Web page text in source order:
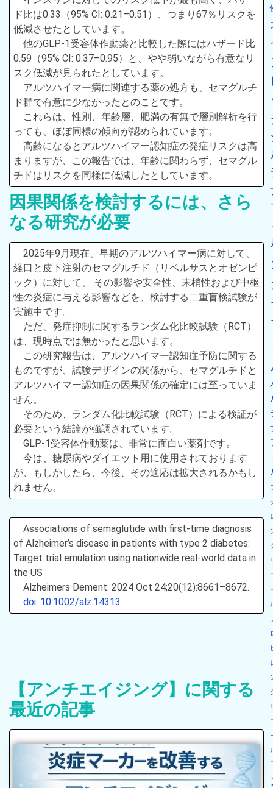
ド比は0.33（95% CI: 0.21–0.51）、つまり67％リスクを
低減させたとしています。
他のGLP-1受容体作動薬と比較した際にはハザード比
0.59（95% CI: 0.37–0.95）と、やや弱いながら有意なリ
スク低減が見られたとしています。
アルツハイマー病に関連する薬の処方も、セマグルチ
ド群で有意に少なかったとのことです。
これらは、性別、年齢層、肥満の有無で層別解析を行
っても、ほぼ同様の傾向が認められています。
高齢になるとアルツハイマー認知症の発症リスクは高
まりますが、この報告では、年齢に関わらず、セマグル
チドはリスクを同様に低減したとしています。
因果関係を検討するには、さら
なる研究が必要
2025年9月現在、早期のアルツハイマー病に対して、
経口と皮下注射のセマグルチド（リベルサスとオゼンピ
ック）に対して、 その影響や安全性、末梢性および中枢
性の炎症に与える影響などを、検討する二重盲検試験が
実施中です。
ただ、発症抑制に関するランダム化比較試験（RCT）
は、現時点では無かったと思います。
この研究報告は、アルツハイマー認知症予防に関する
ものですが、試験デザインの関係から、セマグルチドと
アルツハイマー認知症の因果関係の確定には至っていま
せん。
そのため、ランダム化比較試験（RCT）による検証が
必要という結論が強調されています。
GLP-1受容体作動薬は、非常に面白い薬剤です。
今は、糖尿病やダイエット用に使用されております
が、もしかしたら、今後、その適応は拡大されるかもし
れません。
Associations of semaglutide with first‐time diagnosis
of Alzheimer’s disease in patients with type 2 diabetes:
Target trial emulation using nationwide real‐world data in
the US
Alzheimers Dement. 2024 Oct 24;20(12):8661–8672.
doi: 10.1002/alz.14313
【アンチエイジング】に関する
最近の記事